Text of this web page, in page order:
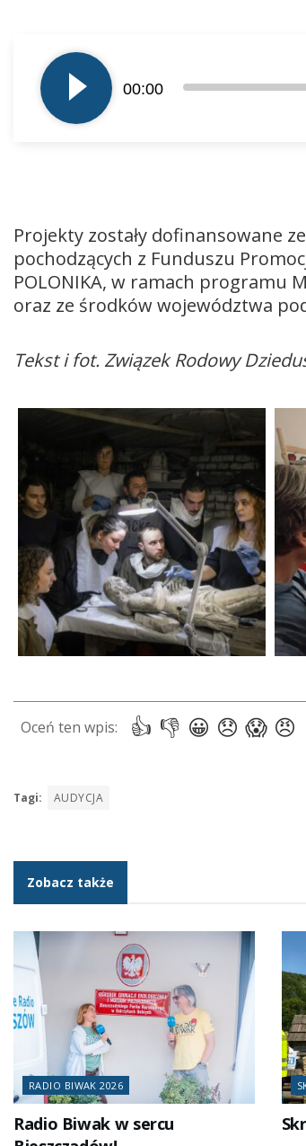
plików
dźwiękowych
00:00
Projekty zostały dofinansowane
pochodzących z Funduszu
POLONIKA, w ramach programu
oraz ze środków województwa
Tekst i fot. Związek Rodowy
Tagi: AUDYCJA
Zobacz także
RADIO BIWAK 2026
Radio Biwak w sercu